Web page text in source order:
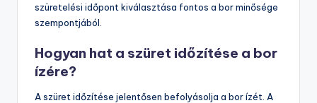
szüretelési időpont kiválasztása fontos a bor minősége
szempontjából.
Hogyan hat a szüret időzítése a bor
ízére?
A szüret időzítése jelentősen befolyásolja a bor ízét. A